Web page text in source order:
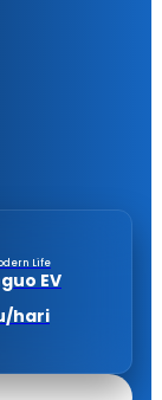
Life
EV
hari